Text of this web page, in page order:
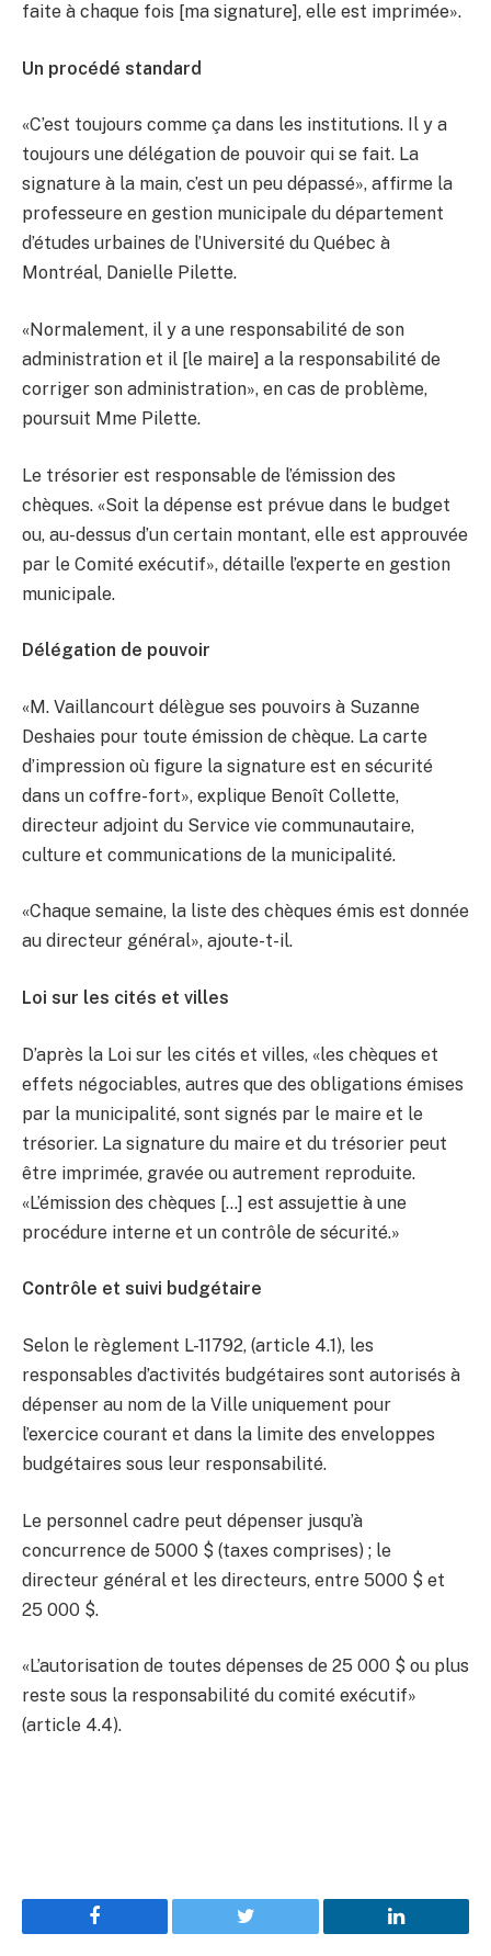
faite à chaque fois [ma signature], elle est imprimée».
Un procédé standard
«C’est toujours comme ça dans les institutions. Il y a
toujours une délégation de pouvoir qui se fait. La
signature à la main, c’est un peu dépassé», affirme la
professeure en gestion municipale du département
d’études urbaines de l’Université du Québec à
Montréal, Danielle Pilette.
«Normalement, il y a une responsabilité de son
administration et il [le maire] a la responsabilité de
corriger son administration», en cas de problème,
poursuit Mme Pilette.
Le trésorier est responsable de l’émission des
chèques. «Soit la dépense est prévue dans le budget
ou, au-dessus d’un certain montant, elle est approuvée
par le Comité exécutif», détaille l’experte en gestion
municipale.
Délégation de pouvoir
«M. Vaillancourt délègue ses pouvoirs à Suzanne
Deshaies pour toute émission de chèque. La carte
d’impression où figure la signature est en sécurité
dans un coffre-fort», explique Benoît Collette,
directeur adjoint du Service vie communautaire,
culture et communications de la municipalité.
«Chaque semaine, la liste des chèques émis est donnée
au directeur général», ajoute-t-il.
Loi sur les cités et villes
D’après la Loi sur les cités et villes, «les chèques et
effets négociables, autres que des obligations émises
par la municipalité, sont signés par le maire et le
trésorier. La signature du maire et du trésorier peut
être imprimée, gravée ou autrement reproduite.
«L’émission des chèques […] est assujettie à une
procédure interne et un contrôle de sécurité.»
Contrôle et suivi budgétaire
Selon le règlement L-11792, (article 4.1), les
responsables d’activités budgétaires sont autorisés à
dépenser au nom de la Ville uniquement pour
l’exercice courant et dans la limite des enveloppes
budgétaires sous leur responsabilité.
Le personnel cadre peut dépenser jusqu’à
concurrence de 5000 $ (taxes comprises) ; le
directeur général et les directeurs, entre 5000 $ et
25 000 $.
«L’autorisation de toutes dépenses de 25 000 $ ou plus
reste sous la responsabilité du comité exécutif»
(article 4.4).
Facebook Twitter LinkedIn